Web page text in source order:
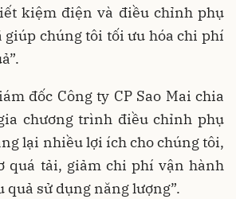
kiệm điện và điều chỉnh phụ
giúp chúng tôi tối ưu hóa chi phí
đốc Công ty CP Sao Mai chia
chương trình điều chỉnh phụ
lại nhiều lợi ích cho chúng tôi,
quá tải, giảm chi phí vận hành
quả sử dụng năng lượng”.